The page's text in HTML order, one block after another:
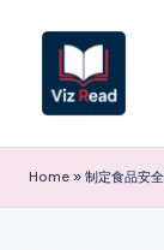
content
iz
R
Home » 制定食品安